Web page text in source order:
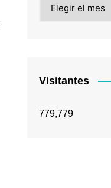
Visitantes
779,779